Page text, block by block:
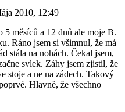
2010, 12:49
5 měsíců a 12 dnů ale moje B.
Ráno jsem si všimnul, že má
stála na nohách. Čekal jsem,
svlek. Záhy jsem zjistil, že
stoje a ne na zádech. Takový
Hlavně, že všechno